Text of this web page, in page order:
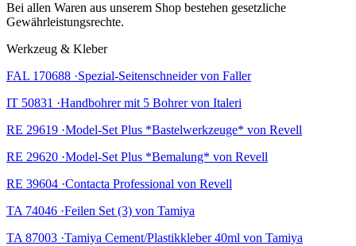
Bei allen Waren aus unserem Shop bestehen gesetzliche
Gewährleistungsrechte.
Werkzeug & Kleber
FAL 170688 ·Spezial-Seitenschneider von Faller
IT 50831 ·Handbohrer mit 5 Bohrer von Italeri
RE 29619 ·Model-Set Plus *Bastelwerkzeuge* von Revell
RE 29620 ·Model-Set Plus *Bemalung* von Revell
RE 39604 ·Contacta Professional von Revell
TA 74046 ·Feilen Set (3) von Tamiya
TA 87003 ·Tamiya Cement/Plastikkleber 40ml von Tamiya